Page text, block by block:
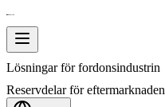
Lösningar för fordonsindustrin
Reservdelar för eftermarknaden